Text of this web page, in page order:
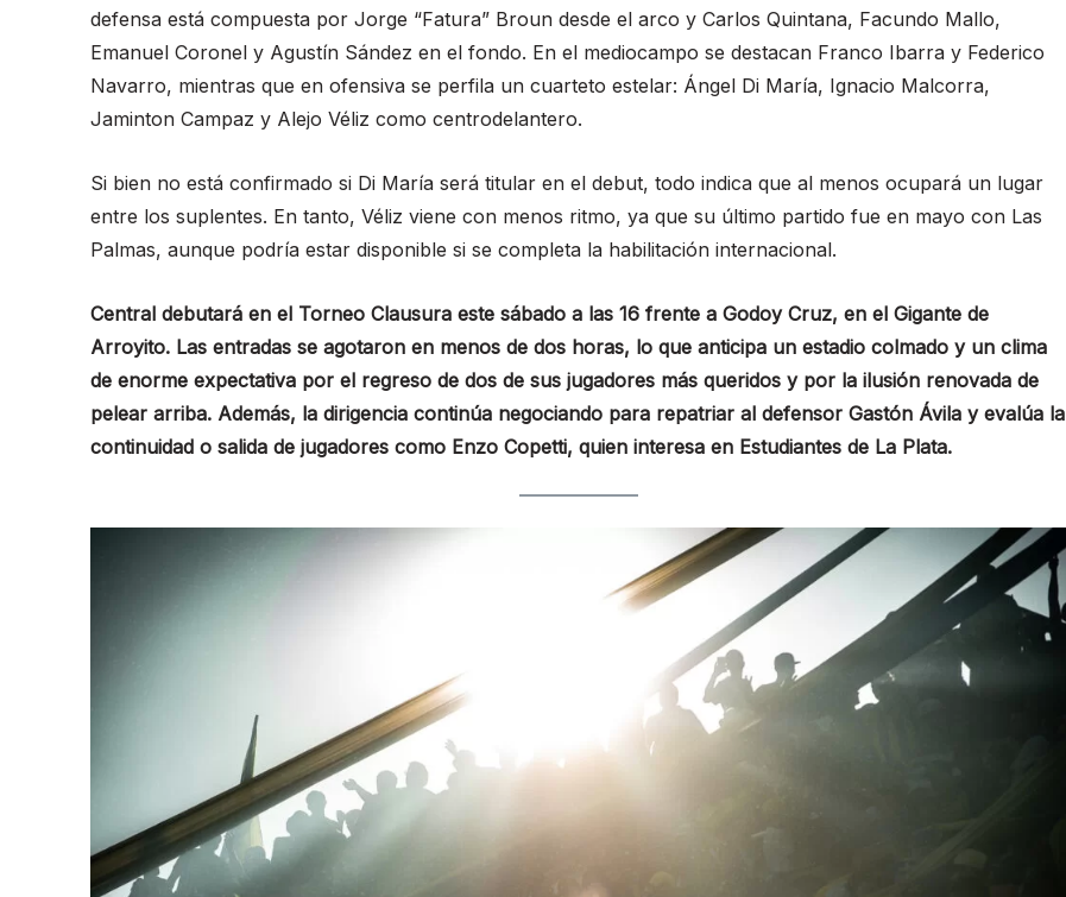
defensa está compuesta por Jorge “Fatura” Broun desde el arco y Carlos Quintana, Facundo Mallo,
Emanuel Coronel y Agustín Sández en el fondo. En el mediocampo se destacan Franco Ibarra y Federico
Navarro, mientras que en ofensiva se perfila un cuarteto estelar: Ángel Di María, Ignacio Malcorra,
Jaminton Campaz y Alejo Véliz como centrodelantero.
Si bien no está confirmado si Di María será titular en el debut, todo indica que al menos ocupará un lugar
entre los suplentes. En tanto, Véliz viene con menos ritmo, ya que su último partido fue en mayo con Las
Palmas, aunque podría estar disponible si se completa la habilitación internacional.
Central debutará en el Torneo Clausura este sábado a las 16 frente a Godoy Cruz, en el Gigante de
Arroyito. Las entradas se agotaron en menos de dos horas, lo que anticipa un estadio colmado y un clima
de enorme expectativa por el regreso de dos de sus jugadores más queridos y por la ilusión renovada de
pelear arriba. Además, la dirigencia continúa negociando para repatriar al defensor Gastón Ávila y evalúa la
continuidad o salida de jugadores como Enzo Copetti, quien interesa en Estudiantes de La Plata.